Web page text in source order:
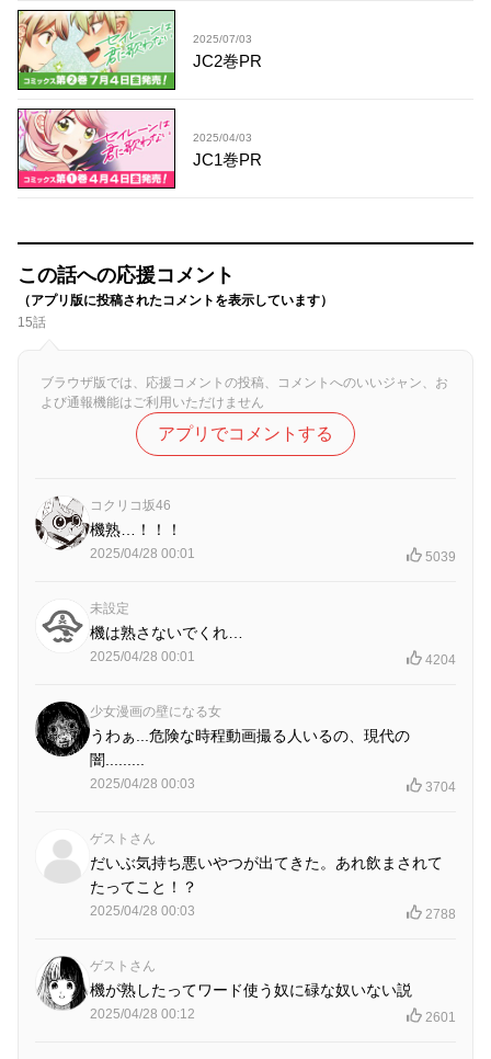
2025/07/03
JC2巻PR
2025/04/03
JC1巻PR
この話への応援コメント
（アプリ版に投稿されたコメントを表示しています）
15話
ブラウザ版では、応援コメントの投稿、コメントへのいいジャン、お
よび通報機能はご利用いただけません
アプリでコメントする
コクリコ坂46
機熟…！！！
2025/04/28 00:01 5039
未設定
機は熟さないでくれ…
2025/04/28 00:01 4204
少女漫画の壁になる女
うわぁ...危険な時程動画撮る人いるの、現代の
闇.........
2025/04/28 00:03 3704
ゲストさん
だいぶ気持ち悪いやつが出てきた。あれ飲まされて
たってこと！？
2025/04/28 00:03 2788
ゲストさん
機が熟したってワード使う奴に碌な奴いない説
2025/04/28 00:12 2601